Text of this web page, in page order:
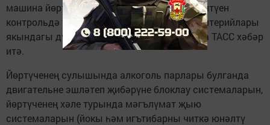
машина йөртүченең игътибарын читкә юнәлтүен
контрольдә тоту системаларын куллану критерийлары
якындагы дүрт елда билгеләнәчәк. Бу хакта ТАСС хәбәр
итә.
Йөртүченең сулышында алкоголь парлары булганда
двигательне эшләтеп җибәрүне блоклау системаларын,
йөртүченең хәле турында мәгълүмат җыю
системаларын (йокы һәм игътибарны читкә юнәлтү